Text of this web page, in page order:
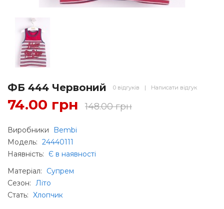
ФБ 444 Червоний 0 відгуків | Написати відгук
74.00 грн 148.00 грн
Виробники
Bembi
Модель: 24440111
Наявність:
Є в наявності
Матеріал:
Супрем
Сезон: Літо
Стать: Хлопчик